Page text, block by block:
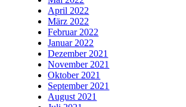
April 2022
März 2022
Februar 2022
Januar 2022
Dezember 2021
November 2021
Oktober 2021
September 2021
August 2021